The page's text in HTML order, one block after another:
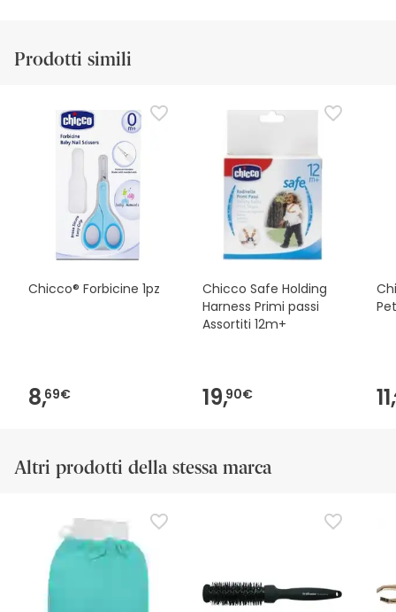
Prodotti simili
Chicco® Forbicine 1pz
8,69€
Chicco Safe Holding
Harness Primi passi
Assortiti 12m+
19,90€ 11,
Altri prodotti della stessa marca